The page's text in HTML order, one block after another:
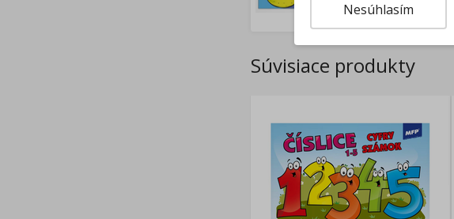
Súvisiace produkty
Nesúhlasím